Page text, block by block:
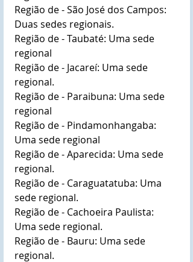
Região de - São José dos Campos:
Duas sedes regionais.
Região de - Taubaté: Uma sede
regional
Região de - Jacareí: Uma sede
regional.
Região de - Paraibuna: Uma sede
regional
Região de - Pindamonhangaba:
Uma sede regional
Região de - Aparecida: Uma sede
regional.
Região de - Caraguatatuba: Uma
sede regional.
Região de - Cachoeira Paulista:
Uma sede regional.
Região de - Bauru: Uma sede
regional.